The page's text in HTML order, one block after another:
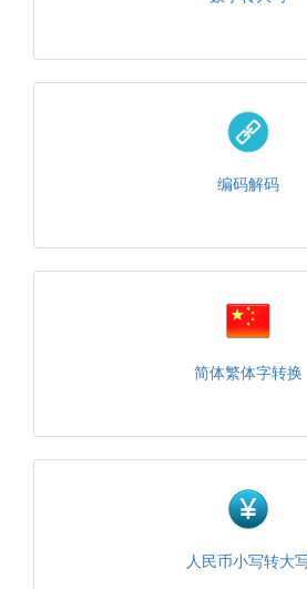
编码解码
简体繁体字转换
人民币小写转大